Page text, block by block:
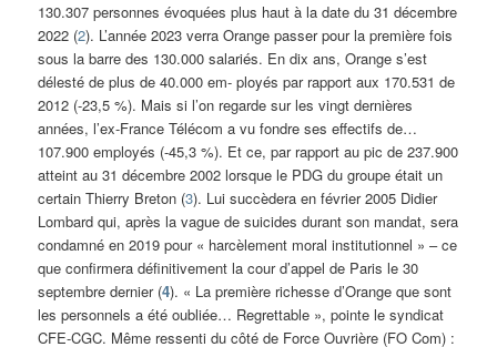
130.307 personnes évoquées plus haut à la date du 31 décembre
2022 (2). L’année 2023 verra Orange passer pour la première fois
sous la barre des 130.000 salariés. En dix ans, Orange s’est
délesté de plus de 40.000 em- ployés par rapport aux 170.531 de
2012 (-23,5 %). Mais si l’on regarde sur les vingt dernières
années, l’ex-France Télécom a vu fondre ses effectifs de…
107.900 employés (-45,3 %). Et ce, par rapport au pic de 237.900
atteint au 31 décembre 2002 lorsque le PDG du groupe était un
certain Thierry Breton (3). Lui succèdera en février 2005 Didier
Lombard qui, après la vague de suicides durant son mandat, sera
condamné en 2019 pour « harcèlement moral institutionnel » – ce
que confirmera définitivement la cour d’appel de Paris le 30
septembre dernier (4). « La première richesse d’Orange que sont
les personnels a été oubliée… Regrettable », pointe le syndicat
CFE-CGC. Même ressenti du côté de Force Ouvrière (FO Com) :